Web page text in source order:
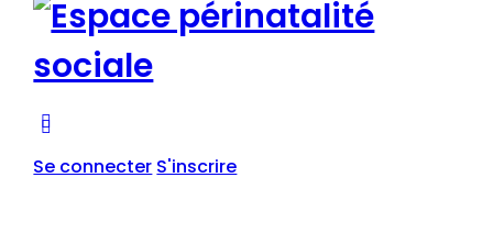
Se connecter S'inscrire